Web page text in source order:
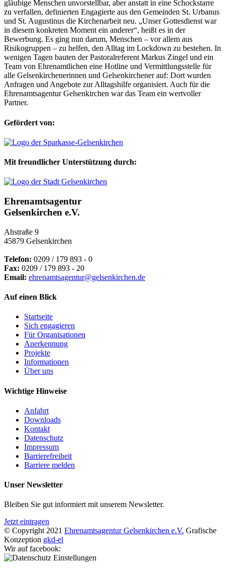
gläubige Menschen unvorstellbar, aber anstatt in eine Schockstarre
zu verfallen, definierten Engagierte aus den Gemeinden St. Urbanus
und St. Augustinus die Kirchenarbeit neu. „Unser Gottesdienst war
in diesem konkreten Moment ein anderer“, heißt es in der
Bewerbung. Es ging nun darum, Menschen – vor allem aus
Risikogruppen – zu helfen, den Alltag im Lockdown zu bestehen. In
wenigen Tagen bauten der Pastoralreferent Markus Zingel und ein
Team von Ehrenamtlichen eine Hotline und Vermittlungsstelle für
alle Gelsenkirchenerinnen und Gelsenkirchener auf: Dort wurden
Anfragen und Angebote zur Alltagshilfe organisiert. Auch für die
Ehrenamtsagentur Gelsenkirchen war das Team ein wertvoller
Partner.
Gefördert von:
Mit freundlicher Unterstützung durch:
Ehrenamtsagentur
Gelsenkirchen e.V.
Ahstraße 9
45879 Gelsenkirchen
Telefon: 0209 / 179 893 - 0
Fax: 0209 / 179 893 - 20
Email: ehrenamtsagentur@gelsenkirchen.de
Auf einen Blick
Startseite
Sich engagieren
Für Organisationen
Anerkennung
Projekte
Informationen
Über uns
Wichtige Hinweise
Anfahrt
Downloads
Kontakt
Datenschutz
Impressum
Barrierefreiheit
Barriere melden
Unser Newsletter
Bleiben Sie gut informiert mit unserem Newsletter.
Jetzt eintragen
© Copyright 2021 Ehrenamtsagentur Gelsenkirchen e.V. Grafische
Konzeption gkd-el
Wir auf facebook: